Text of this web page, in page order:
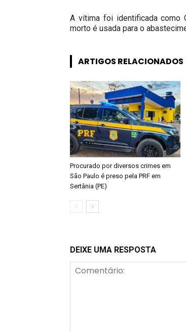
A vítima foi identificada como
morto é usada para o
ARTIGOS RELACIONADOS
Procurado por diversos crimes em
São Paulo é preso pela PRF em
Sertânia (PE)
DEIXE UMA RESPOSTA